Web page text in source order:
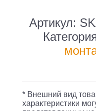
SKAT
NM
810
для
ИБП
Артикул:
* Внешний вид
характеристики